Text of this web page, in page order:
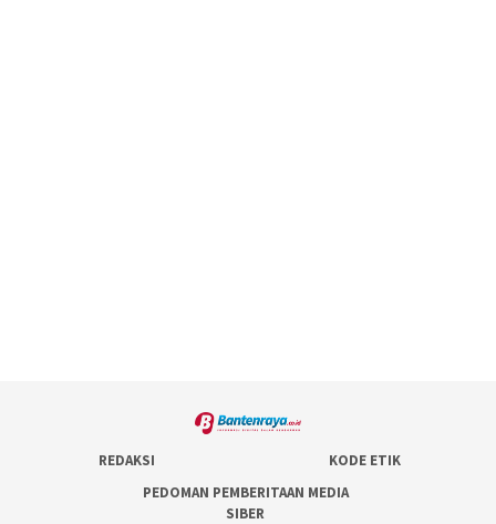
REDAKSI
KODE ETIK
PEDOMAN PEMBERITAAN MEDIA
SIBER